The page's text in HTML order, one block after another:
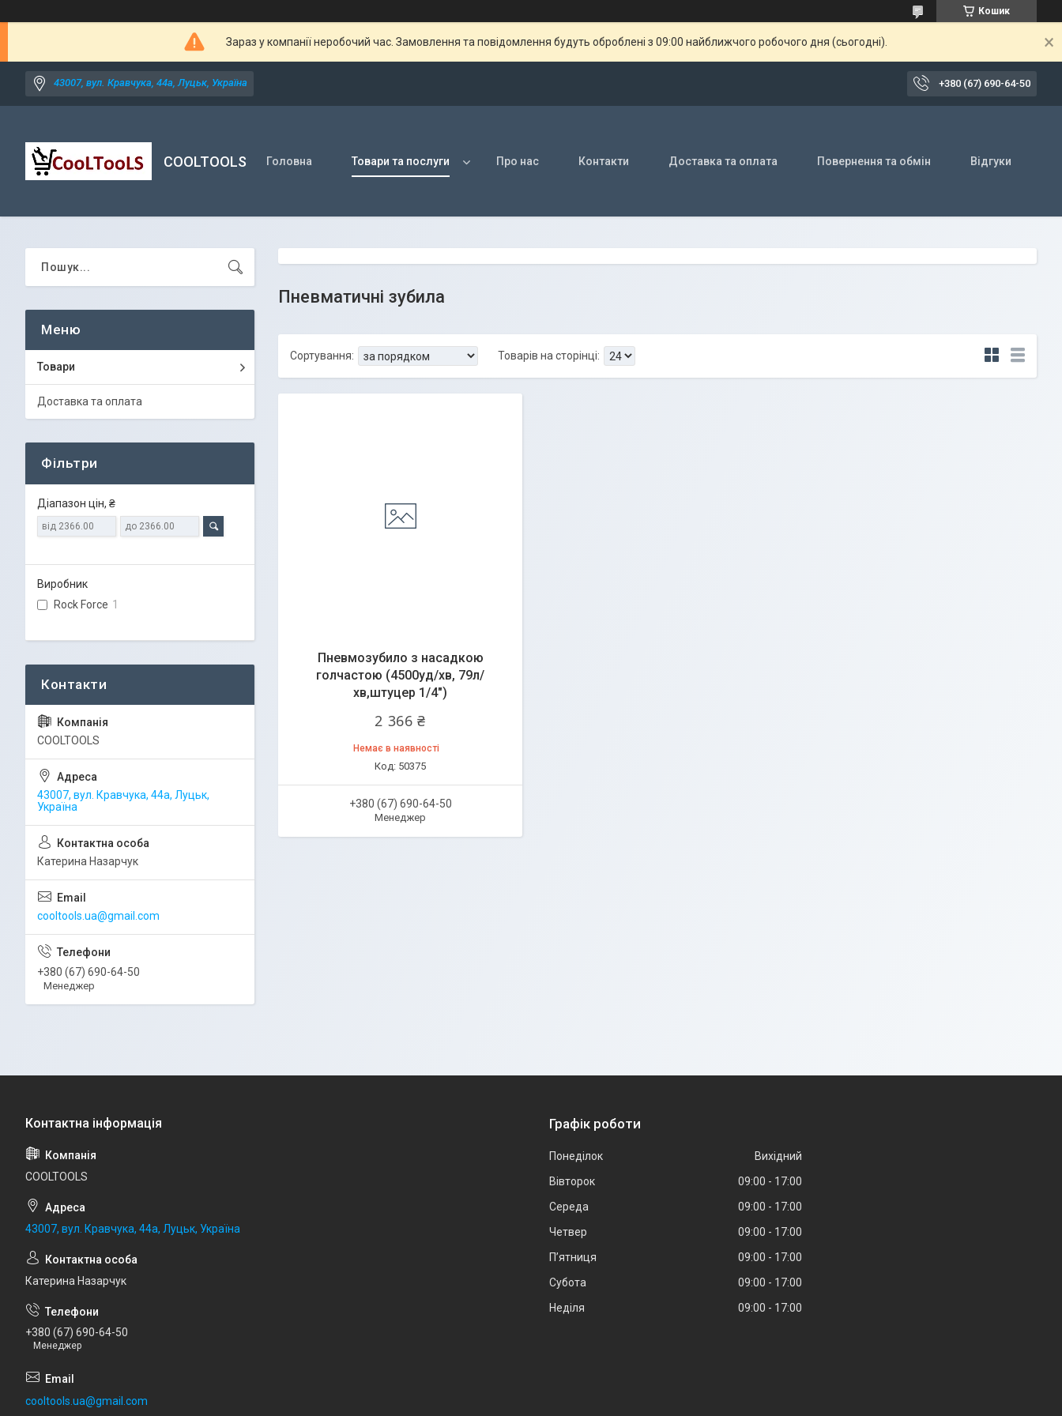
Кошик
Зараз у компанії неробочий час. Замовлення та повідомлення будуть оброблені з 09:00 найближчого робочого дня (сьогодні).
43007, вул. Кравчука, 44а, Луцьк, Україна +380 (67) 690-64-50
COOLTOOLS Головна Товари та послуги Про нас Контакти Доставка та оплата Повернення та обмін Відгуки
Пневматичні зубила
Пневмозубило з насадкою
голчастою (4500уд/хв, 79л/
хв,штуцер 1/4")
2 366 ₴
Немає в наявності
50375
+380 (67) 690-64-50
Менеджер
Товари
Доставка та оплата
Фільтри
Діапазон цін, ₴
Виробник
Rock Force 1
COOLTOOLS
43007, вул. Кравчука, 44а, Луцьк,
Україна
Катерина Назарчук
cooltools.ua@gmail.com
+380 (67) 690-64-50
Менеджер
COOLTOOLS
43007, вул. Кравчука, 44а, Луцьк, Україна
Катерина Назарчук
+380 (67) 690-64-50
Менеджер
cooltools.ua@gmail.com
Графік роботи
Понеділок
Вихідний
Вівторок
09:00
17:00
Середа
09:00
17:00
Четвер
09:00
17:00
Пʼятниця
09:00
17:00
Субота
09:00
17:00
Неділя
09:00 17:00